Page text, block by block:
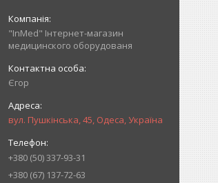
"InMed" Інтернет-магазин
медицинского оборудованя
Єгор
вул. Пушкінська, 45, Одеса, Україна
+380 (50) 337-93-31
+380 (67) 137-72-63